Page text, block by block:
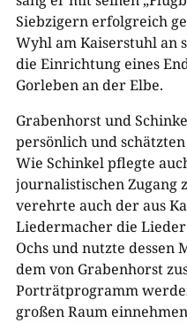
Siebzigern erfolgreich
Wyhl am Kaiserstuhl an
die Einrichtung eines
Gorleben an der Elbe.
Grabenhorst und
persönlich und
Wie Schinkel pflegte
journalistischen Zugang
verehrte auch der aus
Liedermacher die Lieder
Ochs und nutzte dessen
dem von Grabenhorst
Porträtprogramm
großen Raum